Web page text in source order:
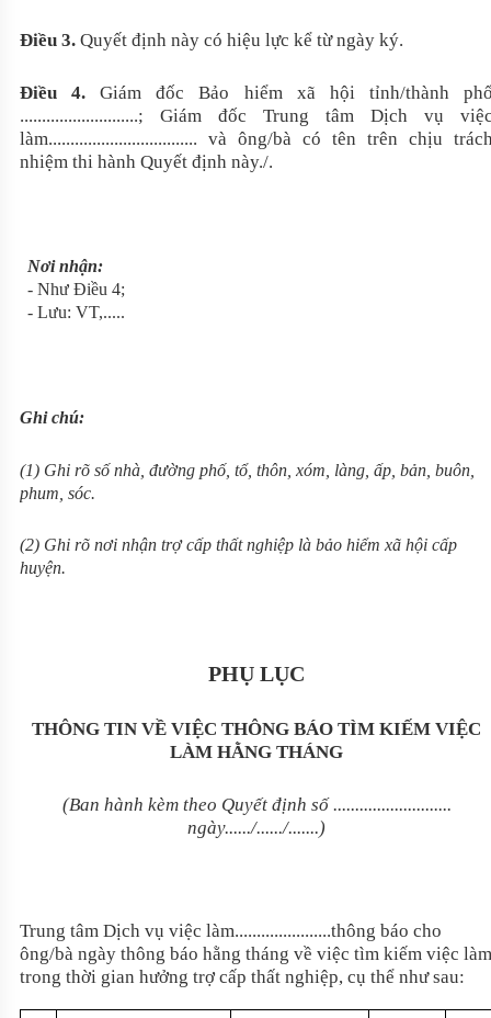
Điều 3. Quyết định này có hiệu lực kể từ ngày ký.
Điều 4. Giám đốc Bảo hiểm xã hội tỉnh/thành
...........................; Giám đốc Trung tâm Dịch vụ
làm.................................. và ông/bà có tên trên chịu
nhiệm thi hành Quyết định này./.
Nơi nhận:
- Như Điều 4;
- Lưu: VT,.....
Ghi chú:
(1) Ghi rõ số nhà, đường phố, tổ, thôn, xóm, làng, ấp, bản, buôn,
phum, sóc.
(2) Ghi rõ nơi nhận trợ cấp thất nghiệp là bảo hiểm xã hội cấp
huyện.
PHỤ LỤC
THÔNG TIN VỀ VIỆC THÔNG BÁO TÌM KIẾM VIỆC
LÀM HẰNG THÁNG
(Ban hành kèm theo Quyết định số ...........................
ngày....../....../.......)
Trung tâm Dịch vụ việc làm......................thông báo cho
ông/bà ngày thông báo hằng tháng về việc tìm kiếm việc làm
trong thời gian hưởng trợ cấp thất nghiệp, cụ thể như sau: